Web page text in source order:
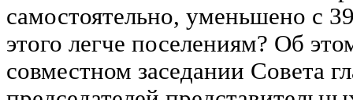
самостоятельно, уменьшено с
этого легче поселениям? Об
совместном заседании Совета